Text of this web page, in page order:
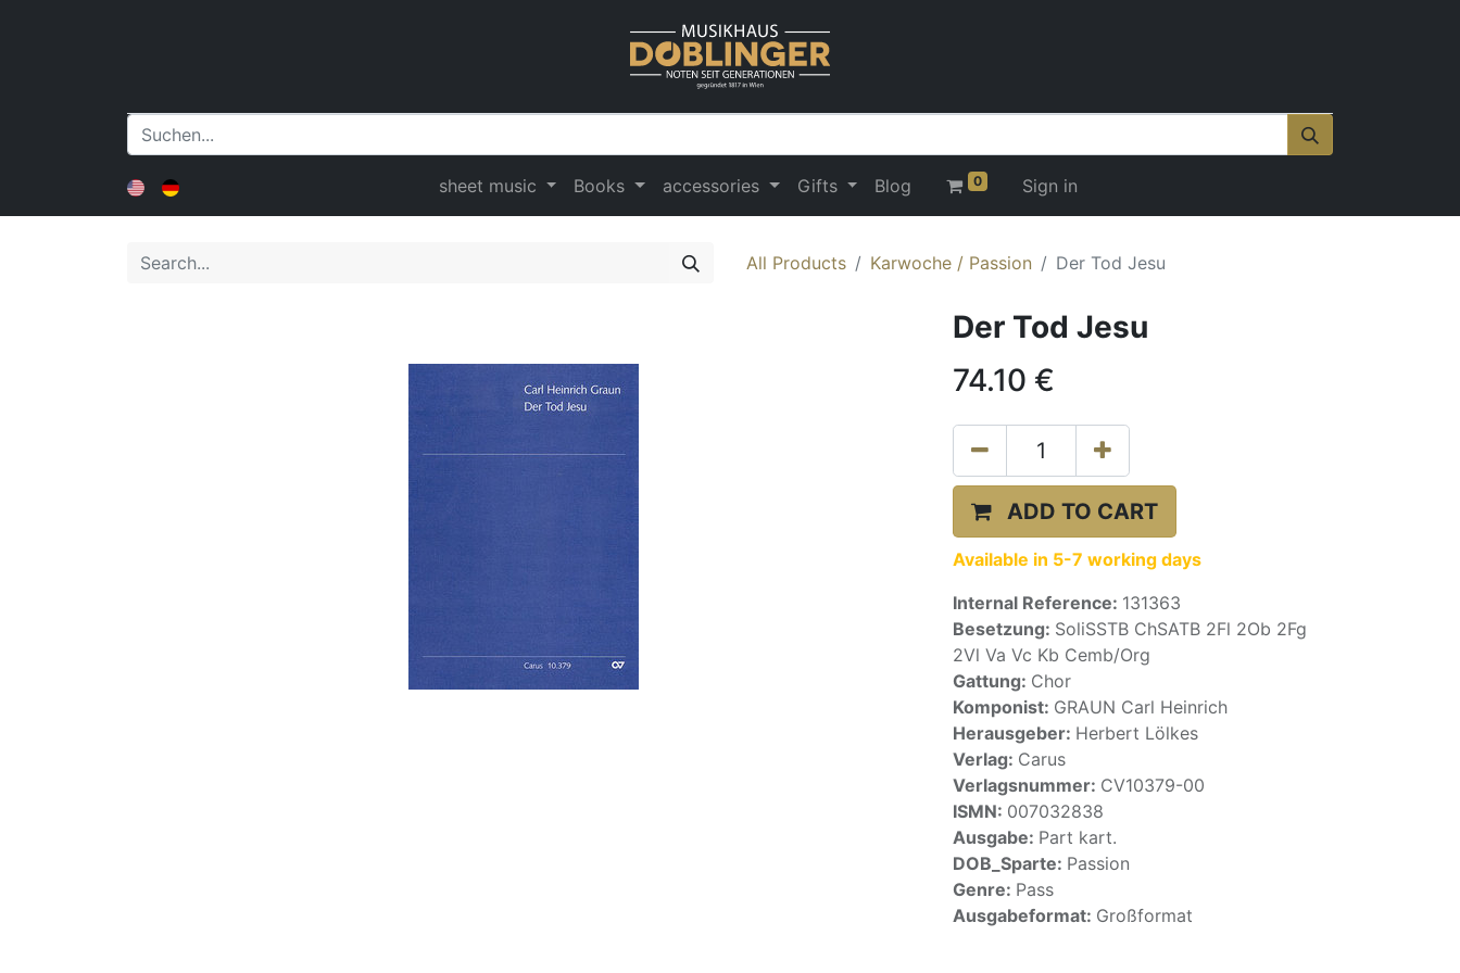
sheet music Books accessories Gifts Blog 0 Sign in
All Products Karwoche / Passion Der Tod Jesu
Der Tod Jesu
74.10 €
ADD TO CART
Available in 5-7 working days
Internal Reference: 131363
Besetzung: SoliSSTB ChSATB 2Fl 2Ob 2Fg
2Vl Va Vc Kb Cemb/Org
Gattung: Chor
Komponist: GRAUN Carl Heinrich
Herausgeber: Herbert Lölkes
Verlag: Carus
Verlagsnummer: CV10379-00
ISMN: 007032838
Ausgabe: Part kart.
DOB_Sparte: Passion
Genre: Pass
Ausgabeformat: Großformat